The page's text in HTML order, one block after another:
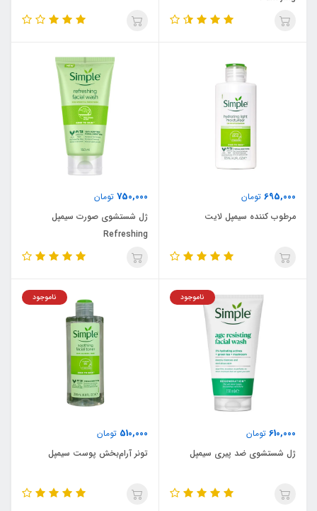
695,000 تومان
مرطوب کننده سیمپل لایت
750,000 تومان
ژل شستشوی صورت سیمپل
Refreshing
610,000 تومان
ناموجود
ژل شستشوی ضد پیری سیمپل
510,000 تومان
ناموجود
تونر آرام‌بخش پوست سیمپل